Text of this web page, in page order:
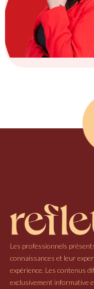
Les professionnels
connaissances et leur
expérience. Les contenus
exclusivement informative